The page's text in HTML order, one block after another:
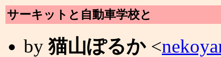
サーキットと自動車学校と
by猫山ぽるか<